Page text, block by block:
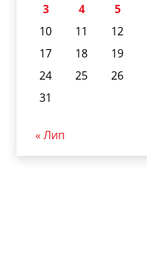
3
4 5
10
11 12
17
18 19
24
25 26
31
« Лип